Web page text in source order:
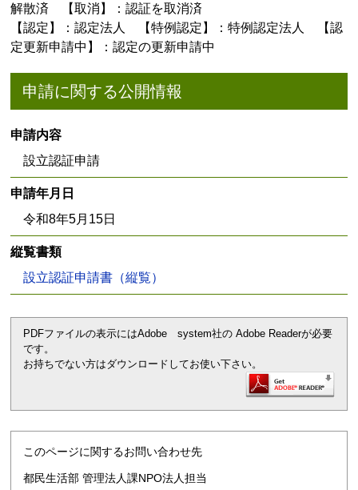
解散済 【取消】：認証を取消済
【認定】：認定法人 【特例認定】：特例認定法人 【認
定更新申請中】：認定の更新申請中
申請に関する公開情報
申請内容
設立認証申請
申請年月日
令和8年5月15日
縦覧書類
設立認証申請書（縦覧）
PDFファイルの表示にはAdobe system社の Adobe Readerが必要
です。
お持ちでない方はダウンロードしてお使い下さい。
このページに関するお問い合わせ先
都民生活部 管理法人課NPO法人担当